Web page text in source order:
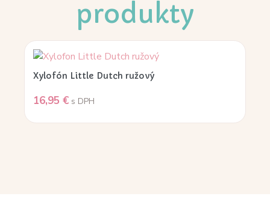
produkty
Xylofón Little Dutch ružový
16,95 € s DPH